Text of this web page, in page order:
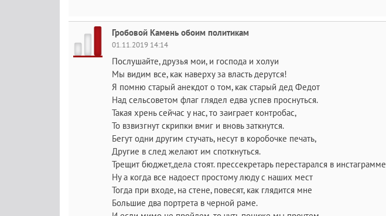
Гробовой Камень обоим политикам
01.11.2019 14:14
Послушайте, друзья мои, и господа и холуи
Мы видим все, как наверху за власть дерутся!
Я помню старый анекдот о том, как старый дед Федот
Над сельсоветом флаг глядел едва успев проснуться.
Такая хрень сейчас у нас, то заиграет контробас,
То взвизгнут скрипки вмиг и вновь заткнутся.
Бегут одни другим стучать, несут в коробочке печать,
Другие в след желают им споткнуться.
Трещит бюджет,дела стоят. прессекретарь перестарался в инстаграмме
Ну а когда все надоест простому люду с наших мест
Тогда при входе, на стене, повесят, как глядится мне
Большие два портрета в черной раме.